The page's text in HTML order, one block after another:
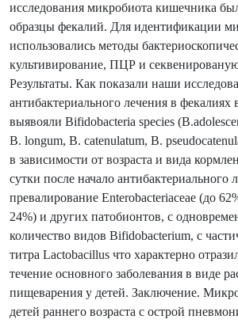
исследования микробиота кишечника
образцы фекалий. Для идентификации
использовались методы
культивирование, ПЦР и
Результаты. Как показали наши
антибактериального лечения в фекалиях
выявояли Bifidobacteria species
B. longum, B. catenulatum, B.
в зависимости от возраста и вида
сутки после начало антибактериального
превалирование Enterobacteriaceae (до
24%) и других патобионтов, с
количество видов Bifidobacterium, с
титра Lactobacillus что характерно
течение основного заболевания в виде
пищеварения у детей. Заключение.
детей раннего возраста с острой